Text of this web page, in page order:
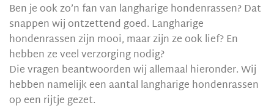
Ben je ook zo’n fan van langharige hondenrassen? Dat
snappen wij ontzettend goed. Langharige
hondenrassen zijn mooi, maar zijn ze ook lief? En
hebben ze veel verzorging nodig?
Die vragen beantwoorden wij allemaal hieronder. Wij
hebben namelijk een aantal langharige hondenrassen
op een rijtje gezet.